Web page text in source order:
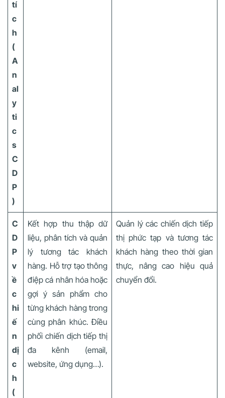
tí
c
h
(
A
n
al
y
ti
c
s
C
D
P
)
C
D
P
v
ề
c
hi
ế
n
dị
c
h
(
Kết hợp thu thập dữ
liệu, phân tích và quản
lý tương tác khách
hàng. Hỗ trợ tạo thông
điệp cá nhân hóa hoặc
gợi ý sản phẩm cho
từng khách hàng trong
cùng phân khúc. Điều
phối chiến dịch tiếp thị
đa kênh (email,
website, ứng dụng…).
Quản lý các chiến dịch tiếp
thị phức tạp và tương tác
khách hàng theo thời gian
thực, nâng cao hiệu quả
chuyển đổi.